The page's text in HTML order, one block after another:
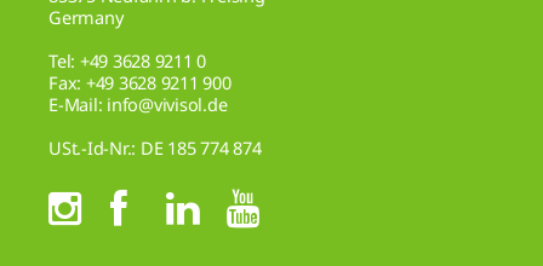
Germany
Tel: +49 3628 9211 0
Fax: +49 3628 9211 900
E-Mail: info@vivisol.de
USt.-Id-Nr.: DE 185 774 874